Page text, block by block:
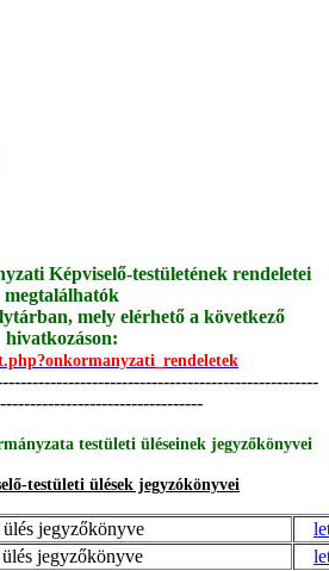
Képviselő-testületének rendeletei
megtalálhatók
mely elérhető a következő
hivatkozáson:
testületi üléseinek jegyzőkönyvei
testületi ülések jegyzókönyvei
jegyzőkönyve
jegyzőkönyve